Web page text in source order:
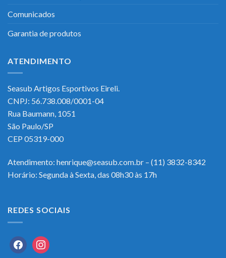
Comunicados
Garantia de produtos
ATENDIMENTO
Seasub Artigos Esportivos Eireli.
CNPJ: 56.738.008/0001-04
Rua Baumann, 1051
São Paulo/SP
CEP 05319-000
Atendimento: henrique@seasub.com.br – (11) 3832-8342
Horário: Segunda à Sexta, das 08h30 às 17h
REDES SOCIAIS
facebookinstagram